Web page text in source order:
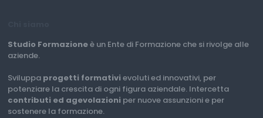
Studio Formazioneè un Ente di Formazione che si rivolge alle
aziende.
Sviluppa progetti formativi evoluti ed innovativi, per
potenziare la crescita di ogni figura aziendale. Intercetta
contributi ed agevolazioni per nuove assunzioni e per
sostenere la formazione.